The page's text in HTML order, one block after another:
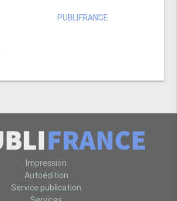
PUBLIFRANCE
Impression
Autoédition
Service publication